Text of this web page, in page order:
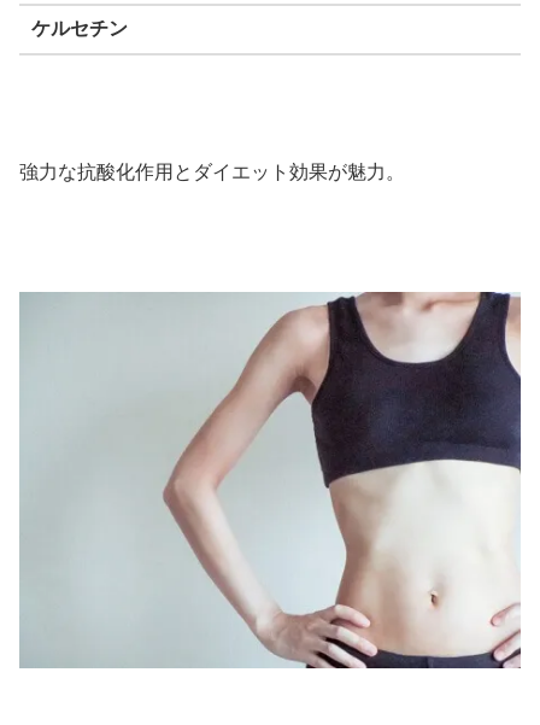
ケルセチン
強力な抗酸化作用とダイエット効果が魅力。